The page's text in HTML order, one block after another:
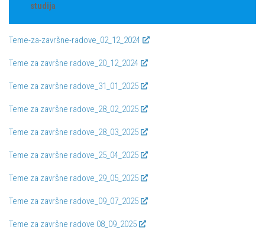
studija
Teme-za-završne-radove_02_12_2024
Teme za završne radove_20_12_2024
Teme za završne radove_31_01_2025
Teme za završne radove_28_02_2025
Teme za završne radove_28_03_2025
Teme za završne radove_25_04_2025
Teme za završne radove_29_05_2025
Teme za završne radove_09_07_2025
Teme za završne radove 08_09_2025